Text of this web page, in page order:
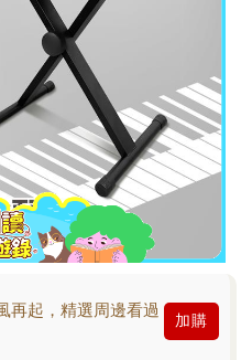
再起，精選周邊看過
加購